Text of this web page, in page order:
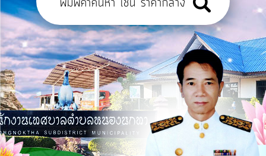
บุคลากร
ข่าว
ประชาสัมพันธ์
การ
เปิด
เผย
ข้อมูล
สาธารณะ
OIT